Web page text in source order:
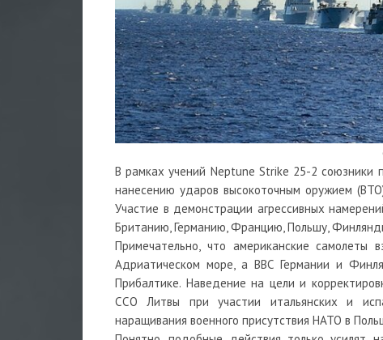
В рамках учений Neptune Strike 25-2
нанесению ударов высокоточным оружием
Участие в демонстрации агрессивных
Британию, Германию, Францию, Польшу,
Примечательно, что американские самолеты
Адриатическом море, а ВВС Германии и
Прибалтике. Наведение на цели и
ССО Литвы при участии итальянских и
наращивания военного присутствия НАТО в